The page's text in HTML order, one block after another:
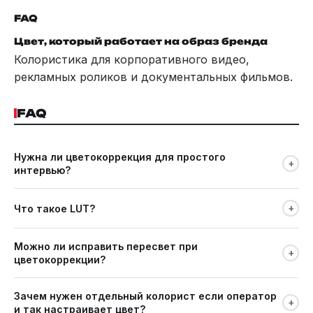
FAQ
Цвет, который работает на образ бренда
Колористика для корпоративного видео,
рекламных роликов и документальных фильмов.
FAQ
Нужна ли цветокоррекция для простого
интервью?
+
технические несоответствия, сделать skin tone
естественным. Без этого интервью выглядит любительски
даже при хорошей съёмке.
Что такое LUT? +
фильтр в Instagram, только профессиональный. Применяется
для быстрого создания базового стиля или имитации
киноплёнки.
Можно ли исправить пересвет при
цветокоррекции?
+
пересвет не восстанавливается: информации в
Зачем нужен отдельный колорист если оператор
и так настраивает цвет?
+